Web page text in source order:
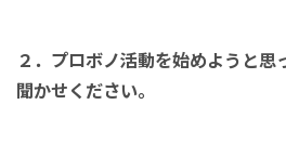
２．プロボノ活動を始めようと
聞かせください。